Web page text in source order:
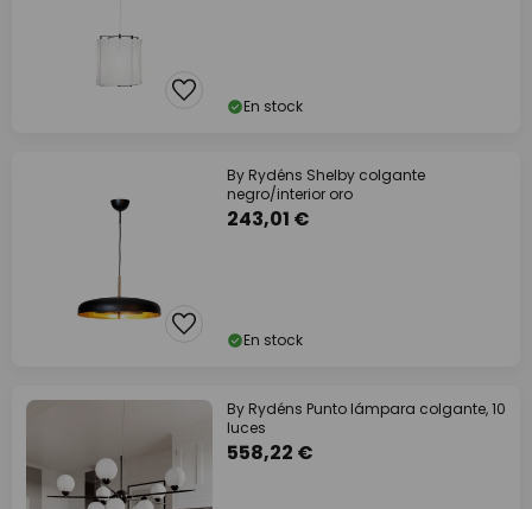
En stock
By Rydéns Shelby colgante
negro/interior oro
243,01 €
En stock
By Rydéns Punto lámpara colgante, 10
luces
558,22 €